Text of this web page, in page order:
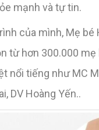
mạnh và tự tin.
của mình, Mẹ bé
từ hơn 300.000 mẹ
nổi tiếng như MC
DV Hoàng Yến..